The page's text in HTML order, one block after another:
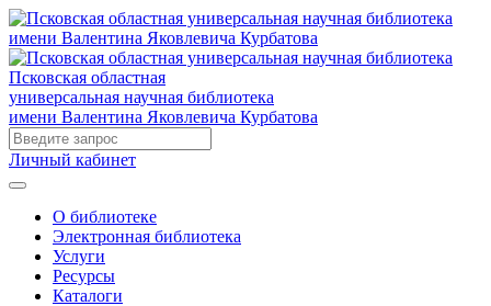
Псковская областная
универсальная научная библиотека
имени Валентина Яковлевича Курбатова
Личный кабинет
О библиотеке
Электронная библиотека
Услуги
Ресурсы
Каталоги